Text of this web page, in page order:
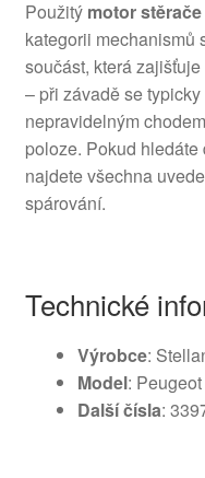
Použitý motor stěrače
kategorii mechanismů
součást, která
– při závadě se
nepravidelným
poloze. Pokud
najdete všechna
spárování.
Technické
Výrobce:
Model:
Další čísla: